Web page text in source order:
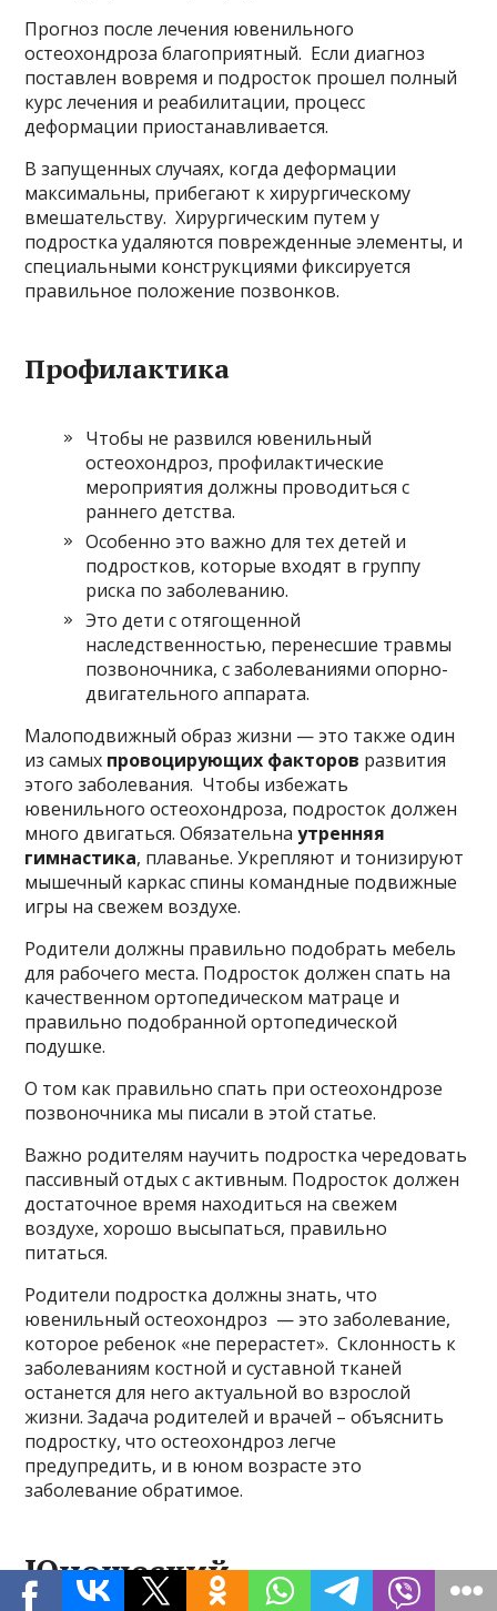
Прогноз после лечения ювенильного
остеохондроза благоприятный. Если диагноз
поставлен вовремя и подросток прошел полный
курс лечения и реабилитации, процесс
деформации приостанавливается.
В запущенных случаях, когда деформации
максимальны, прибегают к хирургическому
вмешательству. Хирургическим путем у
подростка удаляются поврежденные элементы, и
специальными конструкциями фиксируется
правильное положение позвонков.
Профилактика
Чтобы не развился ювенильный
остеохондроз, профилактические
мероприятия должны проводиться с
раннего детства.
Особенно это важно для тех детей и
подростков, которые входят в группу
риска по заболеванию.
Это дети с отягощенной
наследственностью, перенесшие травмы
позвоночника, с заболеваниями опорно-
двигательного аппарата.
Малоподвижный образ жизни — это также один
из самых провоцирующих факторов развития
этого заболевания. Чтобы избежать
ювенильного остеохондроза, подросток должен
много двигаться. Обязательнаутренняя
гимнастика, плаванье. Укрепляют и тонизируют
мышечный каркас спины командные подвижные
игры на свежем воздухе.
Родители должны правильно подобрать мебель
для рабочего места. Подросток должен спать на
качественном ортопедическом матраце и
правильно подобранной ортопедической
подушке.
О том как правильно спать при остеохондрозе
позвоночника мы писали в этой статье.
Важно родителям научить подростка чередовать
пассивный отдых с активным. Подросток должен
достаточное время находиться на свежем
воздухе, хорошо высыпаться, правильно
питаться.
Родители подростка должны знать, что
ювенильный остеохондроз — это заболевание,
которое ребенок «не перерастет». Склонность к
заболеваниям костной и суставной тканей
останется для него актуальной во взрослой
жизни. Задача родителей и врачей – объяснить
подростку, что остеохондроз легче
предупредить, и в юном возрасте это
заболевание обратимое.
Юношеский